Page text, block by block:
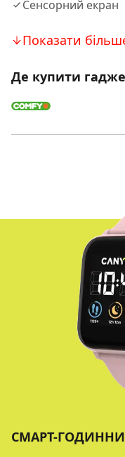
Сенсорний екран
Показати
Де купити
СМАРТ-